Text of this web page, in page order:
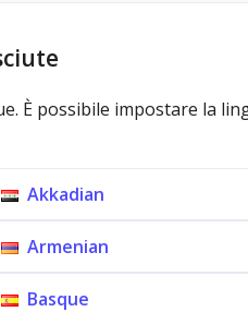
È possibile impostare la
Akkadian
Armenian
Basque